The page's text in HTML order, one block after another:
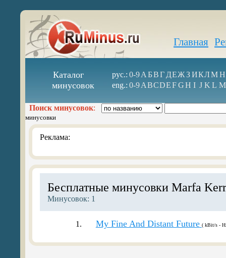
Главная
Каталог
минусовок
рус.: 0-9А БВГ ДЕЖ З ИКЛМН
eng.: 0-9ABCDEFGH I J K L M
Поиск минусовок:
минусовки
Реклама:
Бесплатные минусовки Marfa
Минусовок: 1
1. My Fine And Distant Future ( kBit/s -